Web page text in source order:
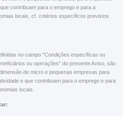
contribuam para o emprego e para a
locais, cf. critérios específicos previstos
no campo “Condições específicas ou
ou operações” do presente Aviso, são
de micro e pequenas empresas para
e que contribuam para o emprego e para
locais.